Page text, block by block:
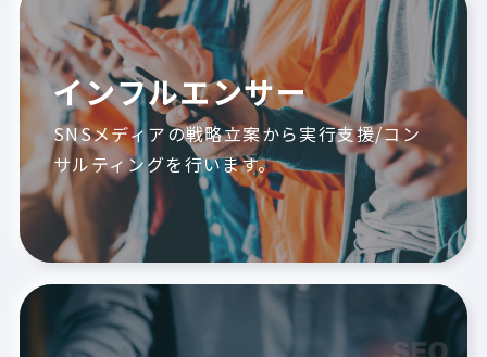
インフルエンサー
SNSメディアの戦略立案から実行支援/コン
サルティングを行います。